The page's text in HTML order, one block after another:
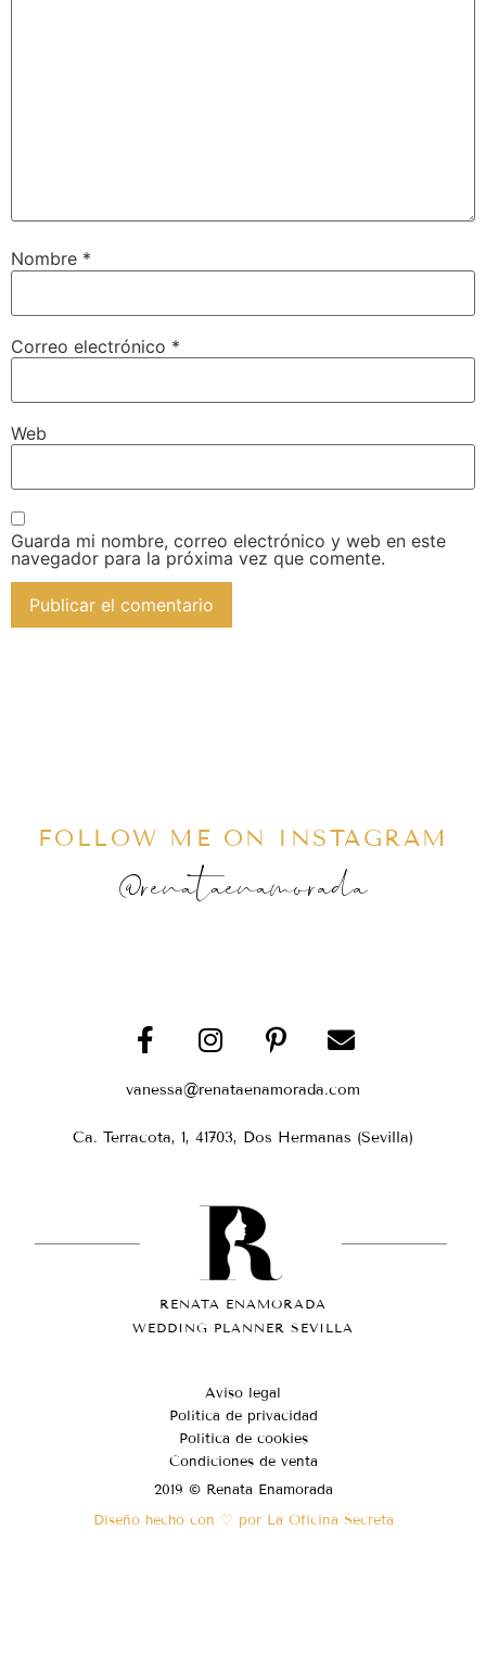
Nombre *
Correo electrónico *
Web
Guarda mi nombre, correo electrónico y web en este
navegador para la próxima vez que comente.
FOLLOW ME ON INSTAGRAM
@renataenamorada
vanessa@renataenamorada.com
Ca. Terracota, 1, 41703, Dos Hermanas (Sevilla)
RENATA ENAMORADA
WEDDING PLANNER SEVILLA
Aviso legal
Política de privacidad
Política de cookies
Condiciones de venta
2019 © Renata Enamorada
Diseño hecho con ♡ por La Oficina Secreta